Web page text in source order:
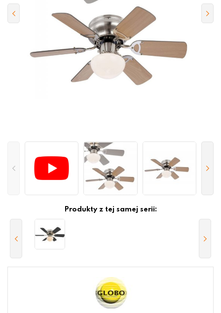
Produkty z tej samej serii: